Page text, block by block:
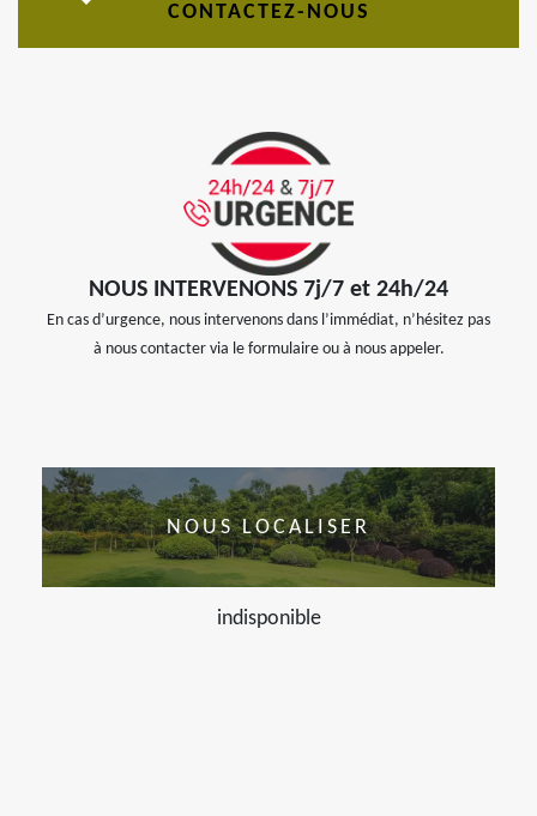
CONTACTEZ-NOUS
NOUS INTERVENONS 7j/7 et 24h/24
En cas d’urgence, nous intervenons dans l’immédiat, n’hésitez pas
à nous contacter via le formulaire ou à nous appeler.
NOUS LOCALISER
indisponible